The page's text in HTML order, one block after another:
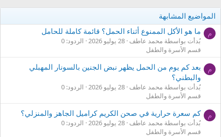
المواضيع المشابهة
م ما هو الأكل الممنوع أثناء الحمل؟ قائمة كاملة للحامل
بُدأت بواسطة محمد عاطف 28 يوليو 2026
الردود: 0
قسم الأسرة والطفل
م
بعد كم يوم من الحمل يظهر نبض الجنين بالسونار المهبلي
والبطني؟
بُدأت بواسطة محمد عاطف 28 يوليو 2026
الردود: 0
قسم الأسرة والطفل
م كم سعرة حرارية في صحن الكريم كراميل الجاهز والمنزلي؟
بُدأت بواسطة محمد عاطف 28 يوليو 2026
الردود: 0
قسم الأسرة والطفل